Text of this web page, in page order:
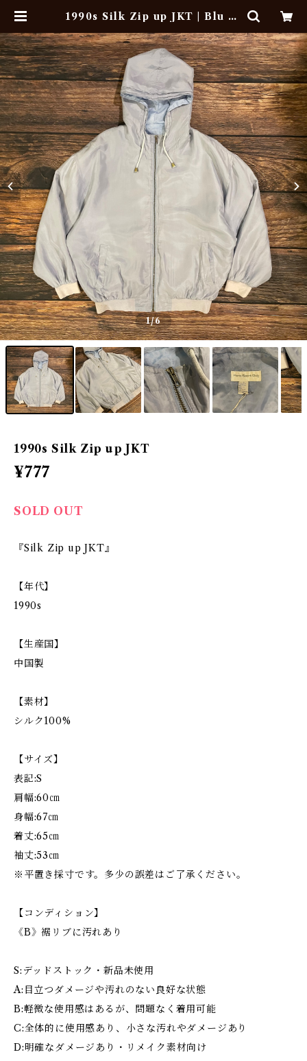
1990s Silk Zip up JKT | Blu Vi
1/6
1990s Silk Zip up JKT
¥777
SOLD OUT
『Silk Zip up JKT』
【年代】
1990s
【生産国】
中国製
【素材】
シルク100%
【サイズ】
表記:S
肩幅:60㎝
身幅:67㎝
着丈:65㎝
袖丈:53㎝
※平置き採寸です。多少の誤差はご了承ください。
【コンディション】
《B》裾リブに汚れあり
S:デッドストック・新品未使用
A:目立つダメージや汚れのない良好な状態
B:軽微な使用感はあるが、問題なく着用可能
C:全体的に使用感あり、小さな汚れやダメージあり
D:明確なダメージあり・リメイク素材向け